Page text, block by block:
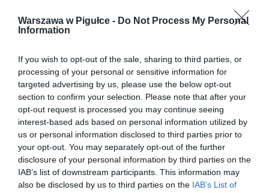
Warszawa w Pigułce - Do Not Process My Personal
Information
If you wish to opt-out of the sale, sharing to third parties, or
processing of your personal or sensitive information for
targeted advertising by us, please use the below opt-out
section to confirm your selection. Please note that after your
opt-out request is processed you may continue seeing
interest-based ads based on personal information utilized by
us or personal information disclosed to third parties prior to
your opt-out. You may separately opt-out of the further
disclosure of your personal information by third parties on the
IAB’s list of downstream participants. This information may
also be disclosed by us to third parties on the IAB’s List of